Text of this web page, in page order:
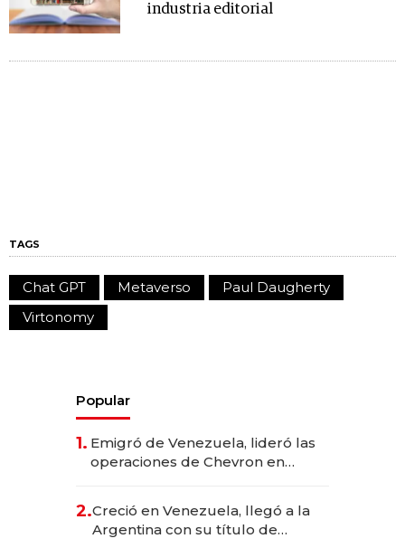
industria editorial
TAGS
Chat GPT Metaverso
Paul Daugherty
Virtonomy
Popular
1. Emigró de Venezuela, lideró las
operaciones de Chevron en
2.Creció en Venezuela, llegó a la
Argentina con su título de